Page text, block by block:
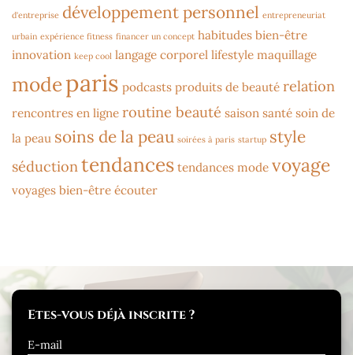
d'entreprise développement personnel entrepreneuriat
urbain expérience fitness financer un concept habitudes bien-être
innovation keep cool langage corporel lifestyle maquillage
modeparis podcasts produits de beauté relation
rencontres en ligne routine beauté saison santé soin de
la peau soins de la peau soirées à paris startup style
séductiontendances tendances mode voyage
voyages bien-être écouter
Etes-vous déjà inscrite ?
E-mail